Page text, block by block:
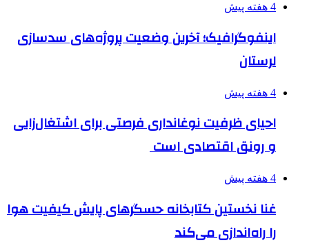
4 هفته پیش
اینفوگرافیک؛ آخرین وضعیت پروژه‌های سدسازی
لرستان
4 هفته پیش
احیای ظرفیت نوغانداری فرصتی برای اشتغال‌زایی
و رونق اقتصادی است
4 هفته پیش
غنا نخستین کتابخانه حسگرهای پایش کیفیت هوا
را راه‌اندازی می‌کند